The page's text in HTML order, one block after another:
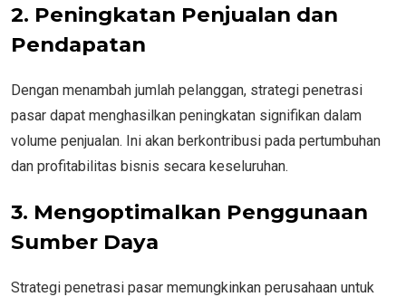
2. Peningkatan Penjualan dan
Pendapatan
Dengan menambah jumlah pelanggan, strategi penetrasi
pasar dapat menghasilkan peningkatan signifikan dalam
volume penjualan. Ini akan berkontribusi pada pertumbuhan
dan profitabilitas bisnis secara keseluruhan.
3. Mengoptimalkan Penggunaan
Sumber Daya
Strategi penetrasi pasar memungkinkan perusahaan untuk